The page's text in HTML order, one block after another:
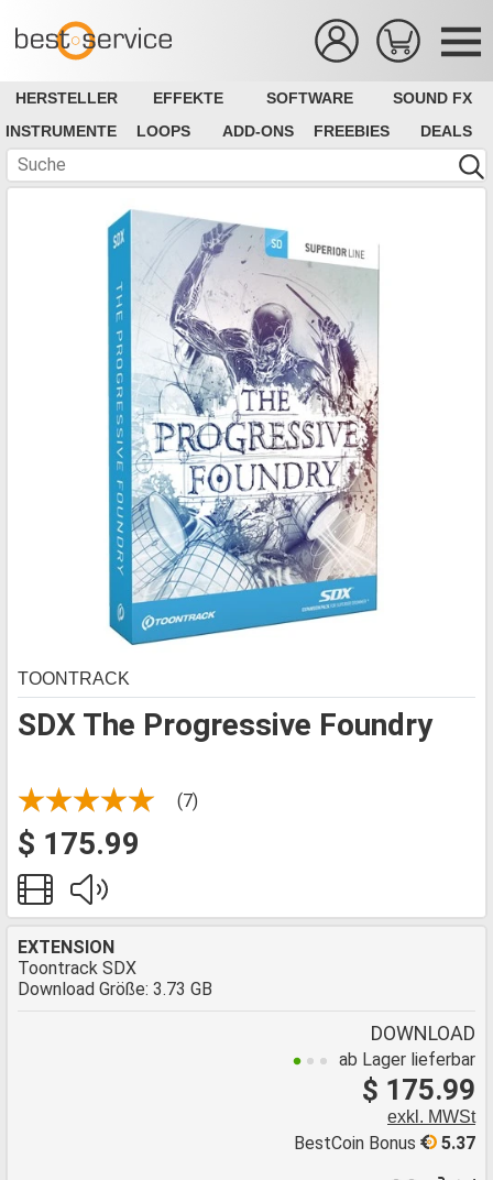
HERSTELLER EFFEKTE SOFTWARE
SOUND FX
INSTRUMENTE
LOOPS ADD-ONS FREEBIES DEALS
SDX The Progressive Foundry
TOONTRACK
(7)
$ 175.99
EXTENSION
Toontrack SDX
Download Größe: 3.73 GB
DOWNLOAD
ab Lager lieferbar
$ 175.99
exkl. MWSt
5.37
BestCoin Bonus